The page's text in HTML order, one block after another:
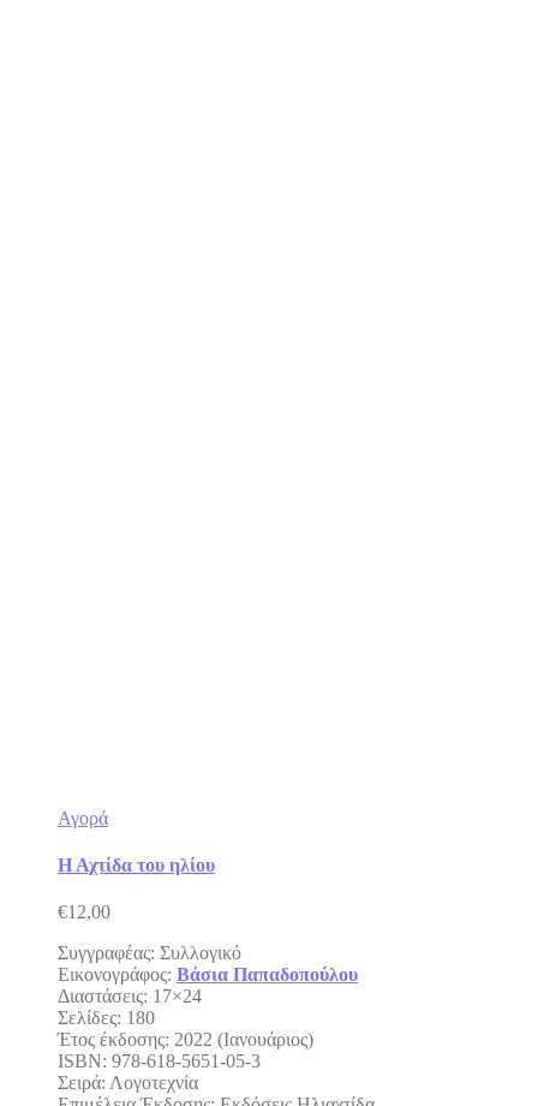
Αγορά
Η Αχτίδα του ηλίου
€12,00
Συγγραφέας: Συλλογικό
Εικονογράφος: Βάσια Παπαδοπούλου
Διαστάσεις: 17×24
Σελίδες: 180
Έτος έκδοσης: 2022 (Ιανουάριος)
ISBN: 978-618-5651-05-3
Σειρά: Λογοτεχνία